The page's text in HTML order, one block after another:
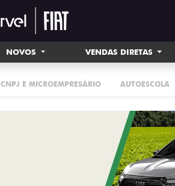
NOVOS VENDAS DIRETAS
CNPJ E MICROEMPRESÁRIO AUTOESCOLA